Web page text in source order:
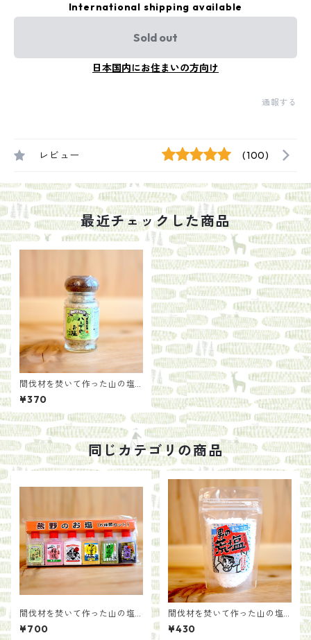
International shipping available
Sold out
日本国内にお住まいの方向け
通報する
レビュー (100)
最近チェックした商品
間伐材を焚いて作った山の塩
【ハーブのお塩 びん入り】
¥370
同じカテゴリの商品
間伐材を焚いて作った山の塩
【６種セット】
¥700
間伐材を焚いて作った山の塩
【男の荒塩】
¥430